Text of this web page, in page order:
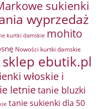
sukienki
wyprzedaż
kurtki damskie mohito
Nowości kurtki damskie
sklep ebutik.pl
włoskie i
letnietanie bluzki
tanie sukienki dla 50